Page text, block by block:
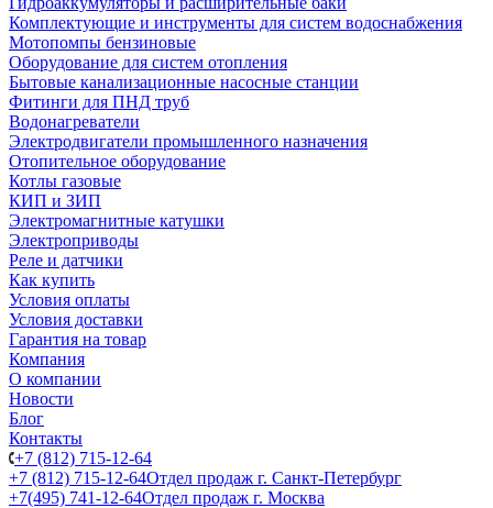
Комплектующие и инструменты для систем водоснабжения
Мотопомпы бензиновые
Оборудование для систем отопления
Бытовые канализационные насосные станции
Фитинги для ПНД труб
Водонагреватели
Электродвигатели промышленного назначения
Отопительное оборудование
Котлы газовые
КИП и ЗИП
Электромагнитные катушки
Электроприводы
Реле и датчики
Как купить
Условия оплаты
Условия доставки
Гарантия на товар
Компания
О компании
Новости
Блог
Контакты
+7 (812) 715-12-64
+7 (812) 715-12-64Отдел продаж г. Санкт-Петербург
+7(495) 741-12-64Отдел продаж г. Москва